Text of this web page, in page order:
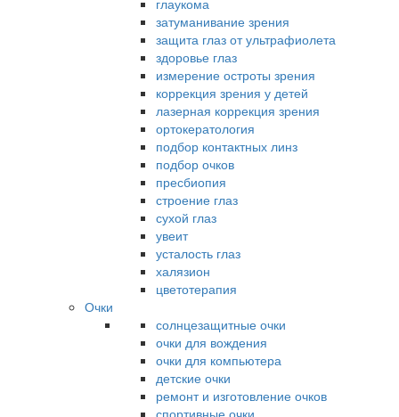
глаукома
затуманивание зрения
защита глаз от ультрафиолета
здоровье глаз
измерение остроты зрения
коррекция зрения у детей
лазерная коррекция зрения
ортокератология
подбор контактных линз
подбор очков
пресбиопия
строение глаз
сухой глаз
увеит
усталость глаз
халязион
цветотерапия
Очки
солнцезащитные очки
очки для вождения
очки для компьютера
детские очки
ремонт и изготовление очков